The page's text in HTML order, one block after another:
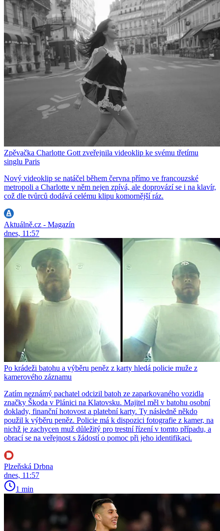
Zpěvačka Charlotte Gott zveřejnila videoklip ke svému třetímu
singlu Paris
Nový videoklip se natáčel během června přímo ve francouzské
metropoli a Charlotte v něm nejen zpívá, ale doprovází se i na klavír,
což dle tvůrců dodává celému klipu komornější ráz.
Aktuálně.cz - Magazín
dnes, 11:57
Po krádeži batohu a výběru peněz z karty hledá policie muže z
kamerového záznamu
Zatím neznámý pachatel odcizil batoh ze zaparkovaného vozidla
značky Škoda v Plánici na Klatovsku. Majitel měl v batohu osobní
doklady, finanční hotovost a platební karty. Ty následně někdo
použil k výběru peněz. Policie má k dispozici fotografie z kamer, na
nichž je zachycen muž důležitý pro trestní řízení v tomto případu, a
obrací se na veřejnost s žádostí o pomoc při jeho identifikaci.
Plzeňská Drbna
dnes, 11:57
1 min